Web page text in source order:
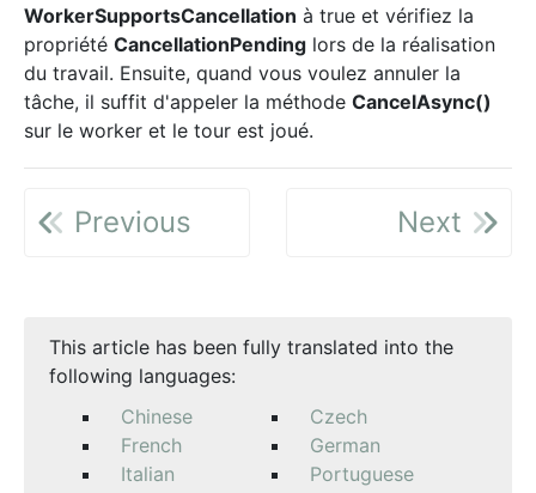
WorkerSupportsCancellation à true et vérifiez la
propriété CancellationPending lors de la réalisation
du travail. Ensuite, quand vous voulez annuler la
tâche, il suffit d'appeler la méthode CancelAsync()
sur le worker et le tour est joué.
Previous Next
This article has been fully translated into the
following languages:
Chinese
Czech
French
German
Italian
Portuguese